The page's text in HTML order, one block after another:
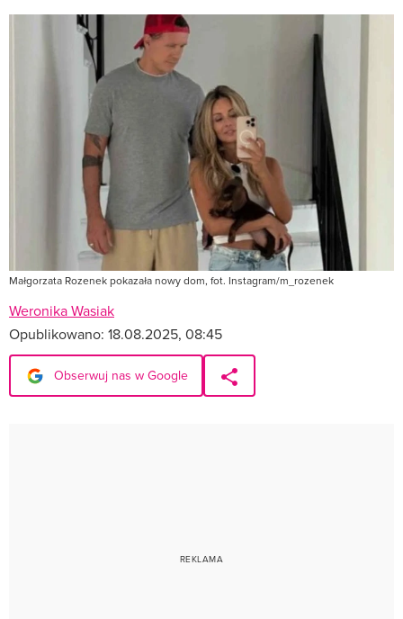
Małgorzata Rozenek pokazała nowy dom, fot. Instagram/m_rozenek
Weronika Wasiak
Opublikowano: 18.08.2025, 08:45
Obserwuj nas w Google